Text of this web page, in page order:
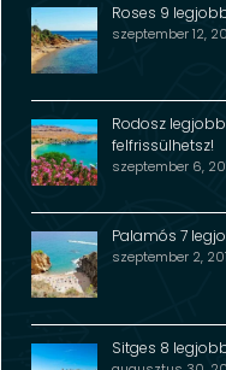
Roses 9
szeptember 12,
Rodosz legjobb strandjai: 20+1 öböl, ahol
felfrissülhetsz!
szeptember 6,
Palamós 7
szeptember 2,
Sitges 8